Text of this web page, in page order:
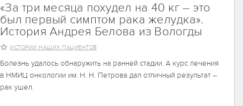
«За три месяца похудел на 40 кг – это
был первый симптом рака желудка».
История Андрея Белова из Вологды
ИСТОРИИ НАШИХ ПАЦИЕНТОВ
Болезнь удалось обнаружить на ранней стадии. А курс лечения
в НМИЦ онкологии им. Н. Н. Петрова дал отличный результат –
рак ушел.